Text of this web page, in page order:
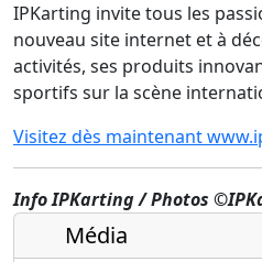
IPKarting invite tous les
nouveau site internet et à
activités, ses produits
sportifs sur la scène
Visitez dès maintenant
Info IPKarting/ Photos
Média